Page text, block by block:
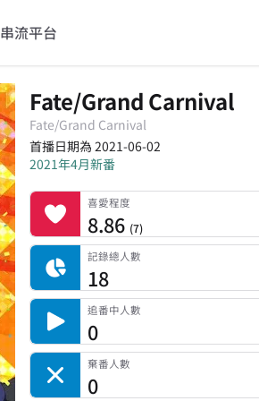
串流平台
Fate/Grand Carnival
Fate/Grand Carnival
首播日期為 2021-06-02
2021年4月新番
喜愛程度 喜愛程度
8.86 (7)
平台累積觀看次數
記錄總人數
記錄總人數
18
完食人數
追番中人數
追番中人數
0
一時中斷人數
棄番人數
棄番人數
0
計劃觀看人數